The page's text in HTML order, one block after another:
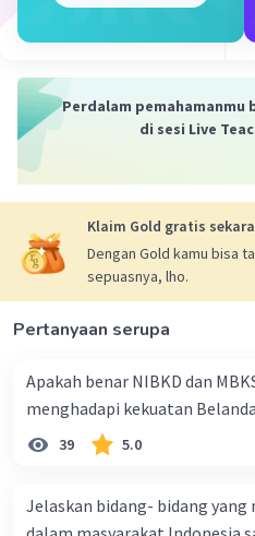
Perdalam pemahamanmu
di sesi Live
Klaim Gold gratis
Dengan Gold kamu bisa
sepuasnya, lho.
Pertanyaan serupa
Apakah benar NIBKD dan
menghadapi kekuatan
39 5.0
Jelaskan bidang- bidang